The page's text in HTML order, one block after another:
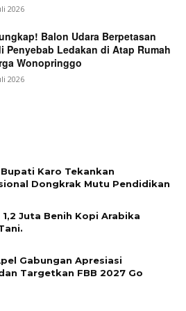
2026
Balon Udara Berpetasan
Penyebab Ledakan di Atap Rumah
Wonopringgo
2026
Karo Tekankan
Dongkrak Mutu Pendidikan
Juta Benih Kopi Arabika
Gabungan Apresiasi
Targetkan FBB 2027 Go